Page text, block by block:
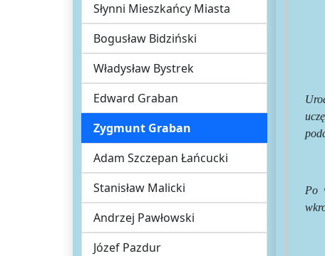
Słynni Mieszkańcy Miasta
Bogusław Bidziński
Władysław Bystrek
Edward Graban
Zygmunt Graban
Adam Szczepan Łańcucki
Stanisław Malicki
Andrzej Pawłowski
Józef Pazdur
Po